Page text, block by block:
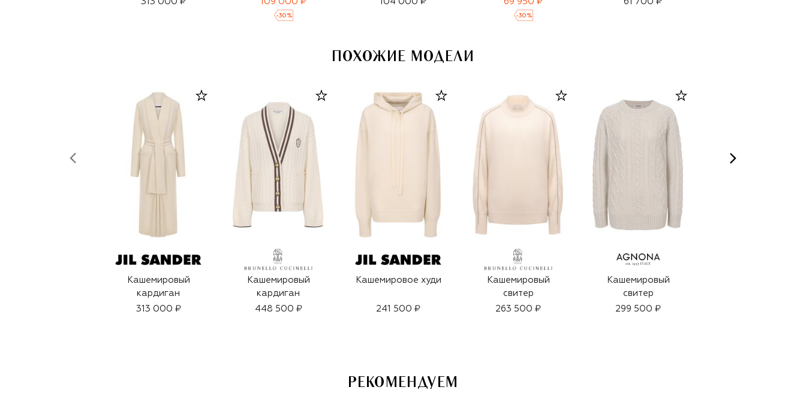
-30 % -30 %
ПОХОЖИЕ МОДЕЛИ
Кашемировый
кардиган
313 000 ₽
Кашемировый
кардиган
448 500 ₽
Кашемировое худи
241 500 ₽
Кашемировый
свитер
263 500 ₽
Кашемировый
свитер
299 500 ₽
РЕКОМЕНДУЕМ